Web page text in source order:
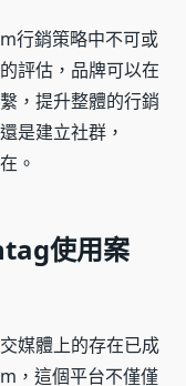
行銷策略中不可或
評估，品牌可以在
，提升整體的行銷
是建立社群，
。
使用案
媒體上的存在已成
，這個平台不僅僅